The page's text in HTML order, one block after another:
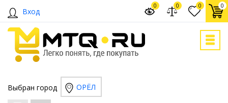
Вход
0 0
0 0
Выбран город ОРЁЛ